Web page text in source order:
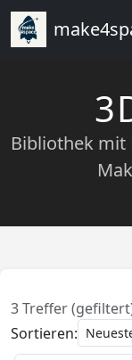
Bibliothek mit
3 Treffer
Sortieren: